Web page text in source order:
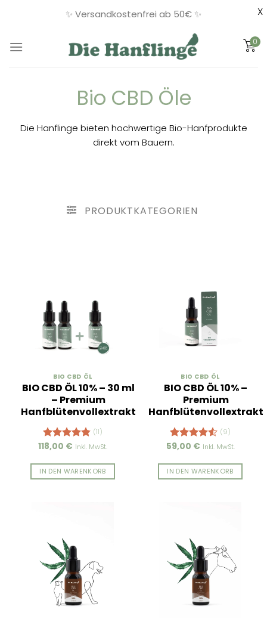
Inhalt
0
Bio CBD Öle
Die Hanflinge bieten hochwertige Bio-Hanfprodukte
direkt vom Bauern.
BIO CBD ÖL
BIO CBD ÖL 10% – 30 ml
– Premium
Hanfblütenvollextrakt
Bewertet
von 5
(11)
118,00 € Inkl. MwSt.
IN DEN WARENKORB
BIO CBD ÖL
BIO CBD ÖL 10% –
Premium
Hanfblütenvollextrakt
Bewertet
von 5
(9)
59,00 € Inkl. MwSt.
IN DEN WARENKORB
✨ Versandkostenfrei ab 50€ ✨ X